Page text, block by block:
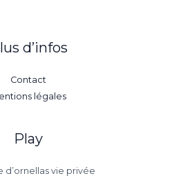
d’infos
Contact
légales
Play
d’ornellas vie privée